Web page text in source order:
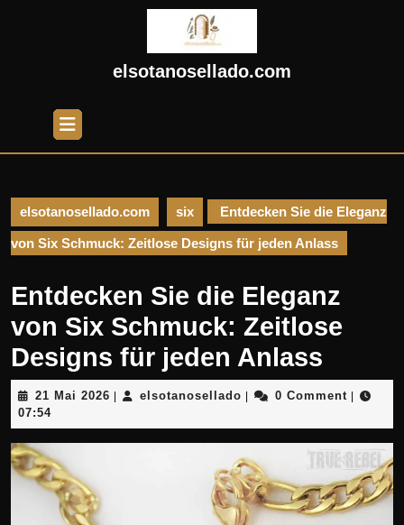
elsotanosellado.com
Open
Button
elsotanosellado.com six Entdecken Sie die Eleganz
von Six Schmuck: Zeitlose Designs für jeden Anlass
Entdecken Sie die Eleganz
von Six Schmuck: Zeitlose
Designs für jeden Anlass
21 Mai 2026 21
2026
| elsotanosellado elsotanosellado
| 0 Comment |
07:54